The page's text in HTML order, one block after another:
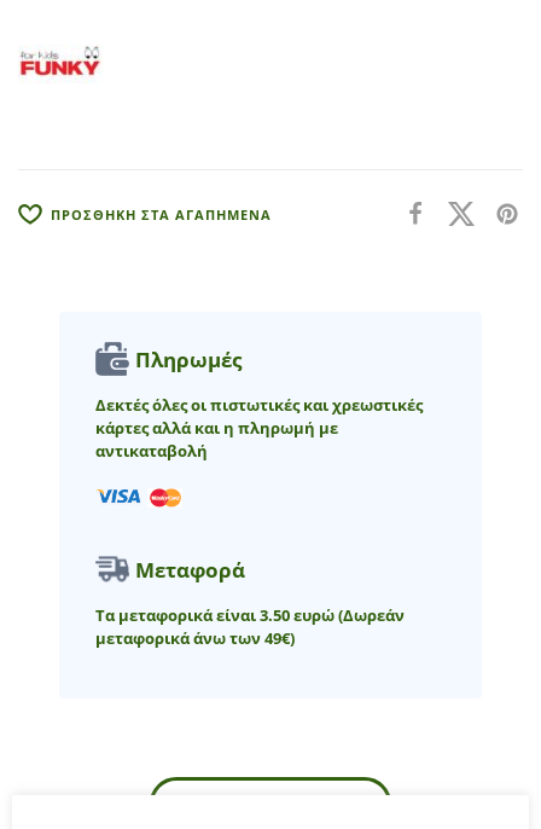
t
ΠΡΟΣΘΗΚΗ ΣΤΑ ΑΓΑΠΗΜΕΝΑ
Πληρωμές
Δεκτές όλες οι πιστωτικές και χρεωστικές
κάρτες αλλά και η πληρωμή με
αντικαταβολή
Μεταφορά
Τα μεταφορικά είναι 3.50 ευρώ(Δωρεάν
μεταφορικά άνω των 49€)